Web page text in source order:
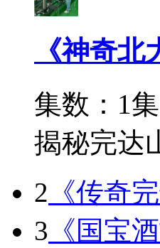
《神奇北
集数：1集
揭秘完达
2 《传奇
3 《国宝